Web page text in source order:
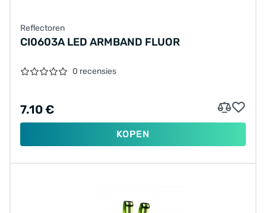
Reflectoren
CI0603A LED ARMBAND FLUOR
0 recensies
7.10 €
KOPEN